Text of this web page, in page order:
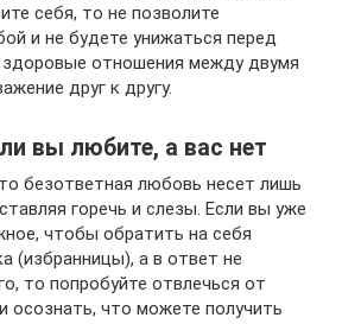
себя, то не позволите
и не будете унижаться перед
отношения между двумя
друг к другу.
вы любите, а вас нет
безответная любовь несет лишь
горечь и слезы. Если вы уже
чтобы обратить на себя
(избранницы), а в ответ не
то попробуйте отвлечься от
осознать, что можете получить